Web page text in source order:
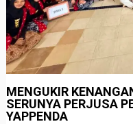
MENGUKIR
SERUNYA PERJUSA
YAPPENDA